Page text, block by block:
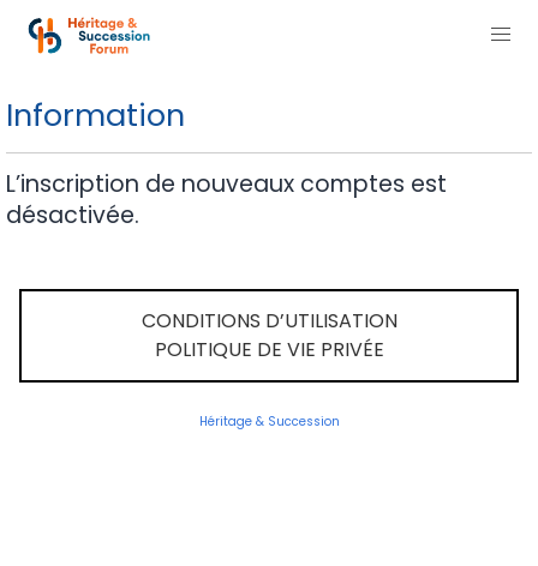
Information
L’inscription de nouveaux comptes est
désactivée.
CONDITIONS D’UTILISATION
POLITIQUE DE VIE PRIVÉE
Héritage & Succession